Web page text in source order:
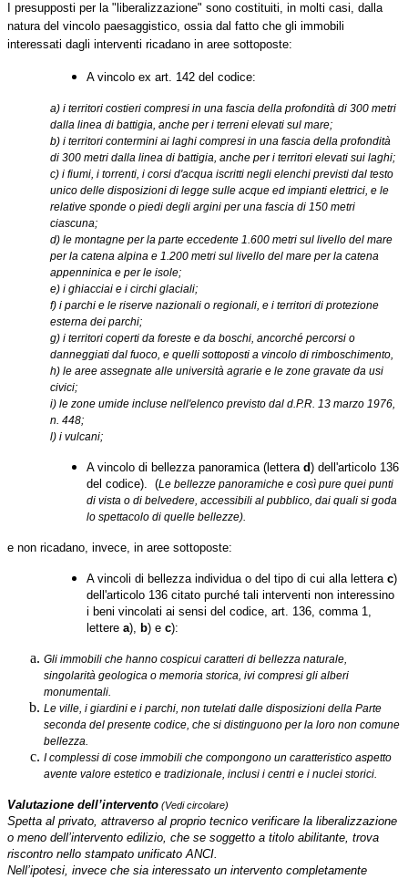
I presupposti per la "liberalizzazione" sono costituiti, in molti casi, dalla
natura del vincolo paesaggistico, ossia dal fatto che gli immobili
interessati dagli interventi ricadano in aree sottoposte:
A vincolo ex art. 142 del codice:
a) i territori costieri compresi in una fascia della profondità di 300 metri
dalla linea di battigia, anche per i terreni elevati sul mare;
b) i territori contermini ai laghi compresi in una fascia della profondità
di 300 metri dalla linea di battigia, anche per i territori elevati sui laghi;
c) i fiumi, i torrenti, i corsi d'acqua iscritti negli elenchi previsti dal testo
unico delle disposizioni di legge sulle acque ed impianti elettrici, e le
relative sponde o piedi degli argini per una fascia di 150 metri
ciascuna;
d) le montagne per la parte eccedente 1.600 metri sul livello del mare
per la catena alpina e 1.200 metri sul livello del mare per la catena
appenninica e per le isole;
e) i ghiacciai e i circhi glaciali;
f) i parchi e le riserve nazionali o regionali, e i territori di protezione
esterna dei parchi;
g) i territori coperti da foreste e da boschi, ancorché percorsi o
danneggiati dal fuoco, e quelli sottoposti a vincolo di rimboschimento,
h) le aree assegnate alle università agrarie e le zone gravate da usi
civici;
i) le zone umide incluse nell'elenco previsto dal d.P.R. 13 marzo 1976,
n. 448;
l) i vulcani;
A vincolo di bellezza panoramica (letterad) dell'articolo 136
del codice). (Le bellezze panoramiche e così pure quei punti
di vista o di belvedere, accessibili al pubblico, dai quali si goda
lo spettacolo di quelle bellezze).
e non ricadano, invece, in aree sottoposte:
A vincoli di bellezza individua o del tipo di cui alla letterac)
dell'articolo 136 citato purché tali interventi non interessino
i beni vincolati ai sensi del codice, art. 136, comma 1,
letterea), b) ec):
Gli immobili che hanno cospicui caratteri di bellezza naturale,
singolarità geologica o memoria storica, ivi compresi gli alberi
monumentali.
Le ville, i giardini e i parchi, non tutelati dalle disposizioni della Parte
seconda del presente codice, che si distinguono per la loro non comune
bellezza.
I complessi di cose immobili che compongono un caratteristico aspetto
avente valore estetico e tradizionale, inclusi i centri e i nuclei storici.
Valutazione dell’intervento (Vedi circolare)
Spetta al privato, attraverso al proprio tecnico verificare la liberalizzazione
o meno dell’intervento edilizio, che se soggetto a titolo abilitante, trova
riscontro nello stampato unificato ANCI.
Nell’ipotesi, invece che sia interessato un intervento completamente